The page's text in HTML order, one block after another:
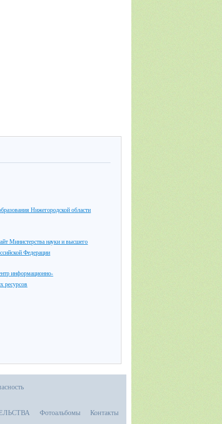
Нижегородской области
Министерства науки и высшего
Федерации
информационно-
ресурсов
Фотоальбомы Контакты